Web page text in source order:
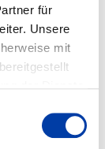
für
Unsere
mit
linear guide rail
25 and 50 mm
special lengths